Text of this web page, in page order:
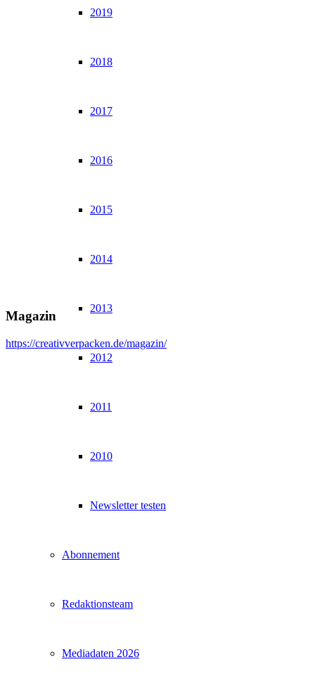
2019
2018
2017
2016
2015
2014
2013
2012
2011
2010
Newsletter testen
Abonnement
Redaktionsteam
Mediadaten 2026
Magazin
https://creativverpacken.de/magazin/